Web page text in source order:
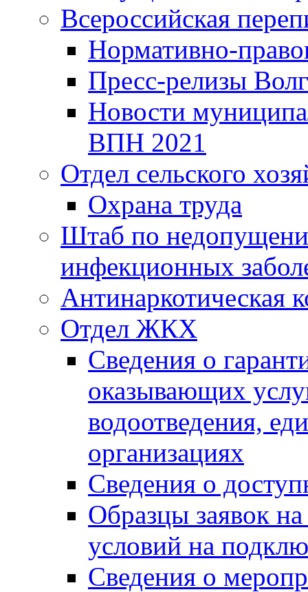
Всероссийская
Нормативно-
Пресс-релизы
Новости
ВПН 2021
Отдел сельского
Охрана труда
Штаб по
инфекционных
Антинаркотическая
Отдел ЖКХ
Сведения о
оказывающих
водоотведения,
организациях
Сведения о
Образцы заявок
условий на
Сведения о